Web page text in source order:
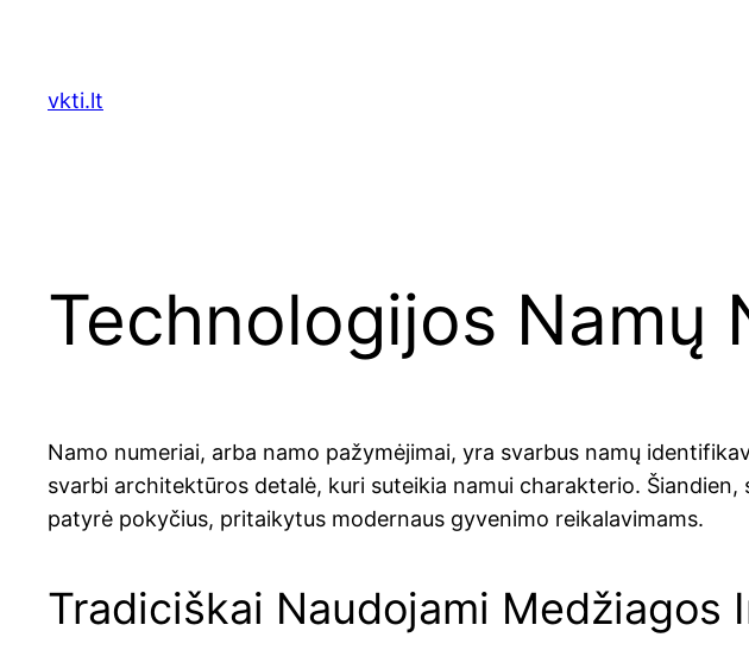
content
vkti.lt
Technologijos Namų
Namo numeriai, arba namo pažymėjimai, yra svarbus namų
svarbi architektūros detalė, kuri suteikia namui charakterio.
patyrė pokyčius, pritaikytus modernaus gyvenimo reikalavimams.
Tradiciškai Naudojami Medžiagos